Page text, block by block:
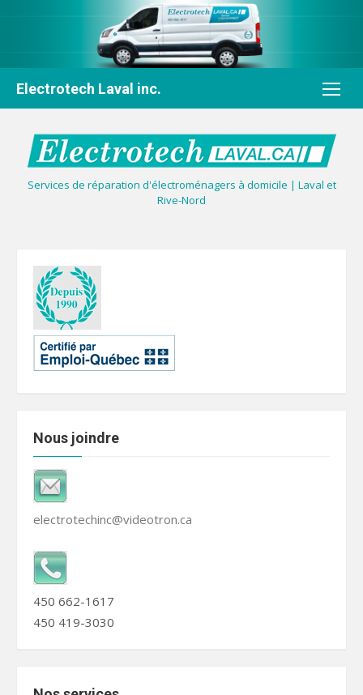
Services de réparation d'électroménagers à domicile | Laval et
Rive-Nord
Electrotech Laval inc.
Nous joindre
electrotechinc@videotron.ca
450 662-1617
450 419-3030